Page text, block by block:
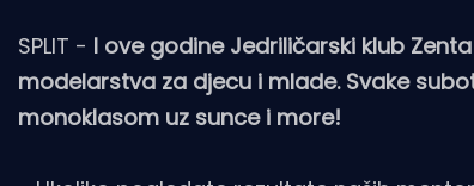
SPLIT - I ove godine Jedriličarski klub
modelarstva za djecu i mlade. Svake
monoklasom uz sunce i more!